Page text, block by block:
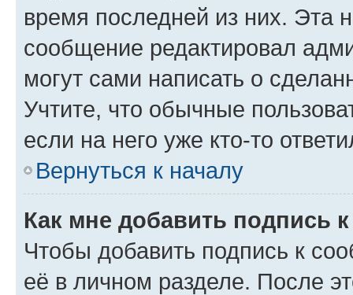
время последней из них. Эта
сообщение редактировал
могут сами написать о
Учтите, что обычные
если на него уже кто-то
Вернуться к началу
Как мне добавить подпись
Чтобы добавить подпись к
её в личном разделе. После